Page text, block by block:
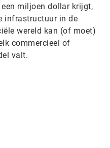
miljoen dollar krijgt,
infrastructuur in de
wereld kan (of moet)
commercieel of
valt.